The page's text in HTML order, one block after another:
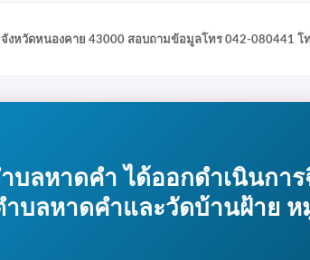
จังหวัดหนองคาย 43000 สอบถามข้อมูลโทร 042-080441 โ
ำบลหาดคำ ได้ออกดำเนินก
บลหาดคำและวัดบ้านฝ้าย ห